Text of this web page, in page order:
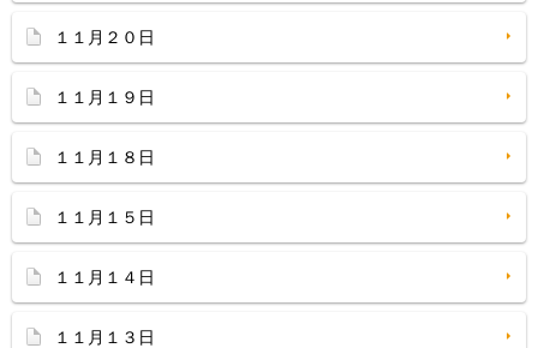
１１月２０日
１１月１９日
１１月１８日
１１月１５日
１１月１４日
１１月１３日